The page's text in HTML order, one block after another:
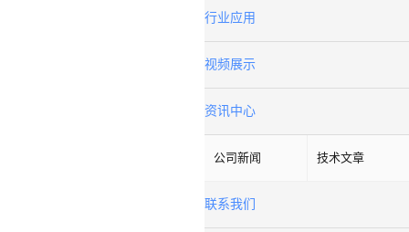
行业应用
视频展示
资讯中心
公司新闻 技术文章
联系我们